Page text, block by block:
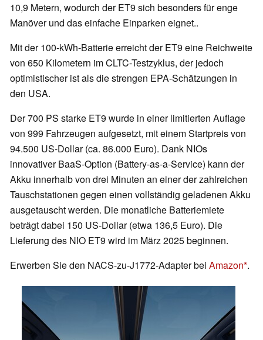
10,9 Metern, wodurch der ET9 sich besonders für enge
Manöver und das einfache Einparken eignet..
Mit der 100-kWh-Batterie erreicht der ET9 eine Reichweite
von 650 Kilometern im CLTC-Testzyklus, der jedoch
optimistischer ist als die strengen EPA-Schätzungen in
den USA.
Der 700 PS starke ET9 wurde in einer limitierten Auflage
von 999 Fahrzeugen aufgesetzt, mit einem Startpreis von
94.500 US-Dollar (ca. 86.000 Euro). Dank NIOs
innovativer BaaS-Option (Battery-as-a-Service) kann der
Akku innerhalb von drei Minuten an einer der zahlreichen
Tauschstationen gegen einen vollständig geladenen Akku
ausgetauscht werden. Die monatliche Batteriemiete
beträgt dabei 150 US-Dollar (etwa 136,5 Euro). Die
Lieferung des NIO ET9 wird im März 2025 beginnen.
Erwerben Sie den NACS-zu-J1772-Adapter bei Amazon .